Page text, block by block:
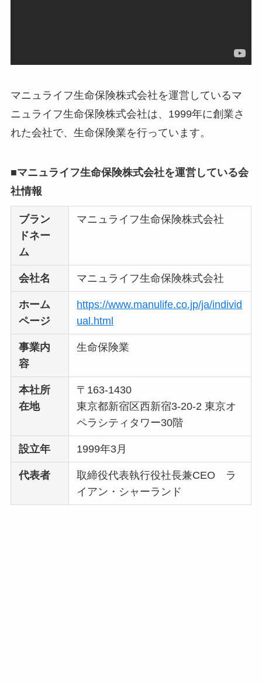
は
実際どう？
ユリカコーポレーシ
ョンは怪しい？口コ
ミ・評価が正直ヤバ
【怪しい？】株式会
判は実際どう？
いって本当？
マニュライフ生命保険株式会社を運営しているマ
ニュライフ生命保険株式会社は、1999年に創業さ
れた会社で、生命保険業を行っています。
■マニュライフ生命保険株式会社を運営している会
社情報
ブラン
ドネー
ム
マニュライフ生命保険株式会社
会社名 マニュライフ生命保険株式会社
ホーム
ページ
https://www.manulife.co.jp/ja/individ
ual.html
事業内
容
生命保険業
本社所
在地
〒163-1430
東京都新宿区西新宿3-20-2 東京オ
ペラシティタワー30階
設立年 1999年3月
代表者
取締役代表執行役社長兼CEO ラ
イアン・シャーランド